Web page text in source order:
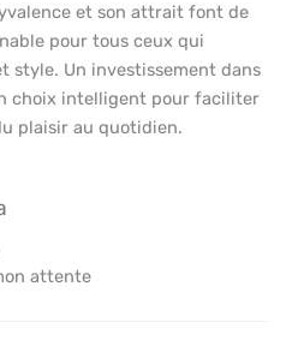
et son attrait font de
pour tous ceux qui
style. Un investissement dans
choix intelligent pour faciliter
plaisir au quotidien.
attente